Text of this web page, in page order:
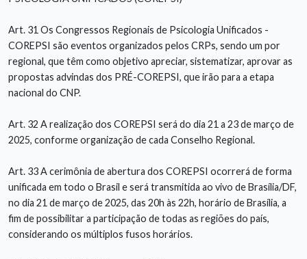
Art. 31 Os Congressos Regionais de Psicologia Unificados -
COREPSI são eventos organizados pelos CRPs, sendo um por
regional, que têm como objetivo apreciar, sistematizar, aprovar as
propostas advindas dos PRÉ-COREPSI, que irão para a etapa
nacional do CNP.
Art. 32 A realização dos COREPSI será do dia 21 a 23 de março de
2025, conforme organização de cada Conselho Regional.
Art. 33 A cerimônia de abertura dos COREPSI ocorrerá de forma
unificada em todo o Brasil e será transmitida ao vivo de Brasília/DF,
no dia 21 de março de 2025, das 20h às 22h, horário de Brasília, a
fim de possibilitar a participação de todas as regiões do país,
considerando os múltiplos fusos horários.